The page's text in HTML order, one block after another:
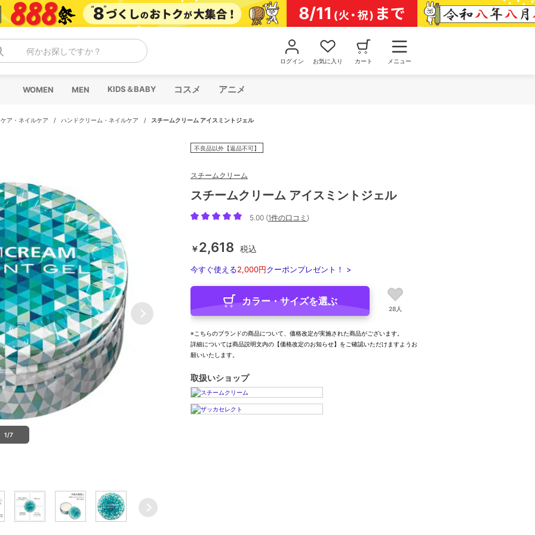
何かお探しですか？
ログイン お気に入り カート メニュー
WOMEN MEN KIDS＆BABY コスメ アニメ
ア・ネイルケア / ハンドクリーム・ネイルケア / スチームクリーム アイスミントジェル
1/7
不良品以外【返品不可】
スチームクリーム
スチームクリーム アイスミントジェル
5.00 (1件の口コミ )
￥2,618 税込
今すぐ使える2,000円クーポンプレゼント！ >
カラー・サイズを選ぶ
28人
※こちらのブランドの商品について、価格改定が実施された商品がございます。
詳細については商品説明文内の【価格改定のお知らせ】をご確認いただけますようお
願いいたします。
取扱いショップ